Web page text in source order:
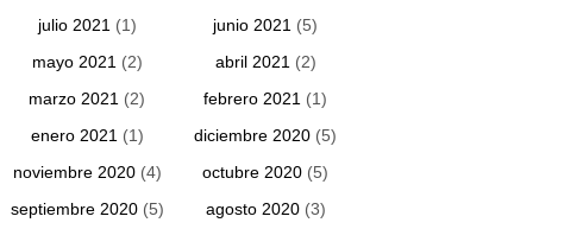
julio 2021 (1) junio 2021 (5)
mayo 2021 (2) abril 2021 (2)
marzo 2021 (2) febrero 2021 (1)
enero 2021 (1) diciembre 2020 (5)
noviembre 2020(4) octubre 2020 (5)
septiembre 2020(5) agosto 2020(3)